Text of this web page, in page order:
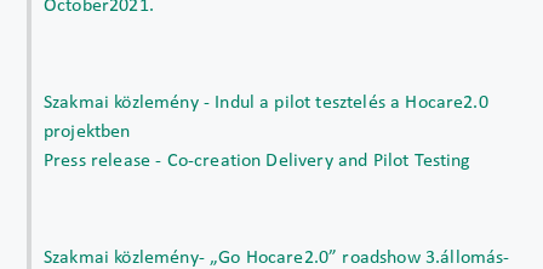
October2021.
Szakmai közlemény - Indul a pilot tesztelés a Hocare2.0
projektben
Press release - Co-creation Delivery and Pilot Testing
Szakmai közlemény- „Go Hocare2.0” roadshow 3.állomás-